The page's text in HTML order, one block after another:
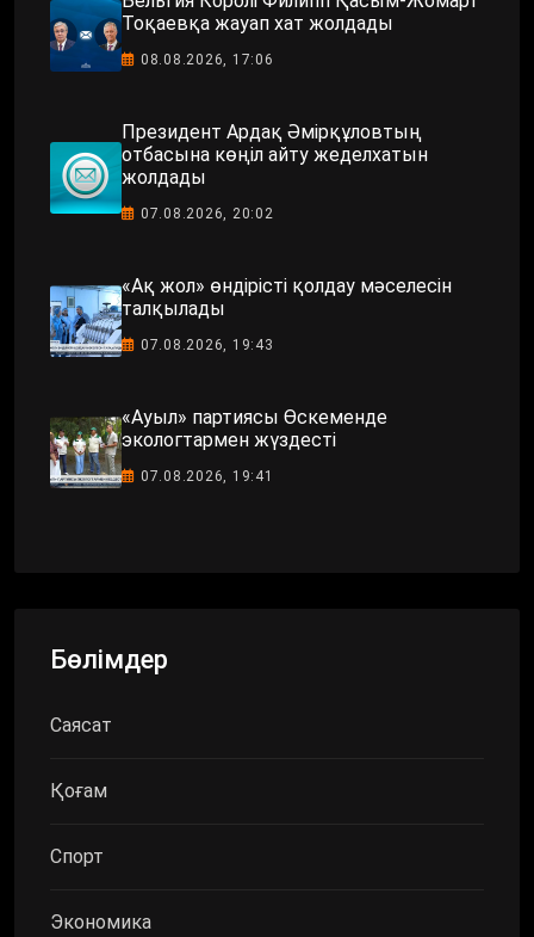
Тоқаевқа жауап хат жолдады
08.08.2026, 17:06
Президент Ардақ Әмірқұловтың
отбасына көңіл айту жеделхатын
жолдады
07.08.2026, 20:02
«Ақ жол» өндірісті қолдау мәселесін
талқылады
07.08.2026, 19:43
«Ауыл» партиясы Өскеменде
экологтармен жүздесті
07.08.2026, 19:41
Бөлімдер
Саясат
Қоғам
Спорт
Экономика